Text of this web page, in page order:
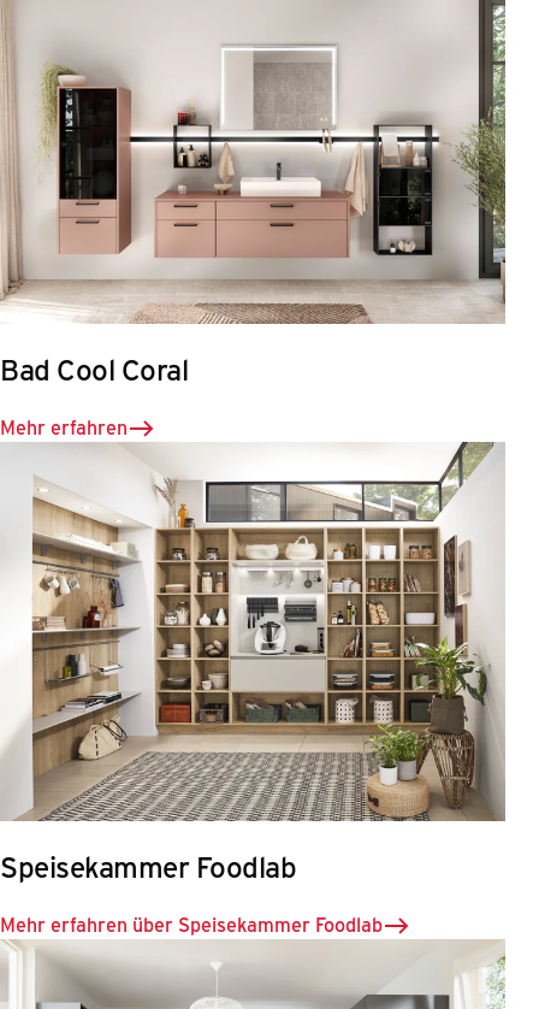
Bad Cool Coral
Mehr erfahren
Speisekammer Foodlab
Mehr erfahren über Speisekammer Foodlab